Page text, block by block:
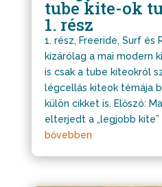
tube kite-ok
1. rész
1. rész, Freeride, Surf és
kizárólag a mai modern
is csak a tube kiteokról
légcellás kiteok témája
külön cikket is. Előszó:
elterjedt a „legjobb kite”
bővebben